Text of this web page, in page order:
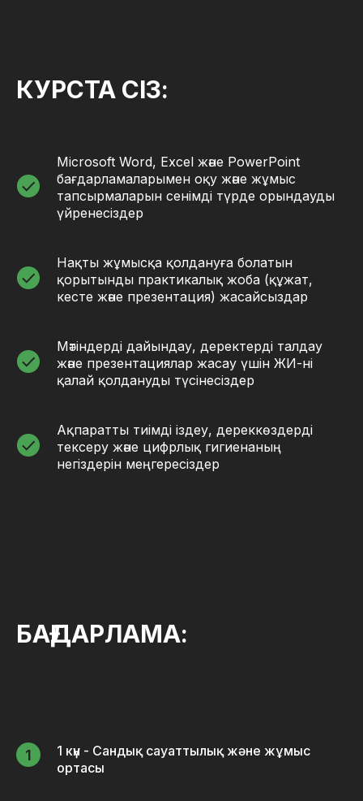
КУРСТА СІЗ:
Microsoft Word, Excel және PowerPoint
бағдарламаларымен оқу және жұмыс
тапсырмаларын сенімді түрде орындауды
үйренесіздер
Нақты жұмысқа қолдануға болатын
қорытынды практикалық жоба (құжат,
кесте және презентация) жасайсыздар
Мәтіндерді дайындау, деректерді талдау
және презентациялар жасау үшін ЖИ-ні
қалай қолдануды түсінесіздер
Ақпаратты тиімді іздеу, дереккөздерді
тексеру және цифрлық гигиенаның
негіздерін меңгересіздер
БАҒДАРЛАМА:
1 күн - Сандық сауаттылық және жұмыс
ортасы